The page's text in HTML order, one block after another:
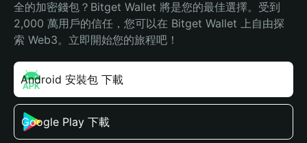
全的加密錢包？Bitget Wallet 將是您的最佳選擇。受到
2,000 萬用戶的信任，您可以在 Bitget Wallet 上自由探
索 Web3。立即開始您的旅程吧！
Android 安裝包 下載
Google Play 下載